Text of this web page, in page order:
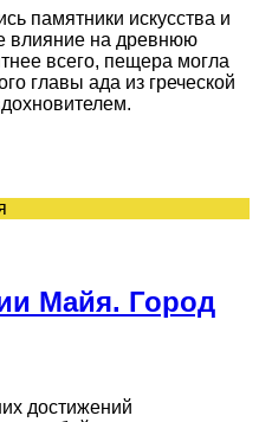
памятники искусства и
влияние на древнюю
всего, пещера могла
главы ада из греческой
Майя. Город
достижений